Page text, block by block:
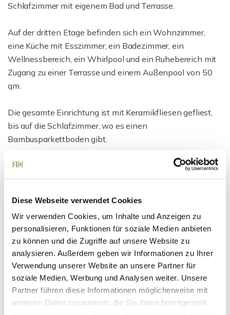
Diese Webseite verwendet Cookies
Wir verwenden Cookies, um Inhalte und Anzeigen zu
personalisieren, Funktionen für soziale Medien anbieten
zu können und die Zugriffe auf unsere Website zu
analysieren. Außerdem geben wir Informationen zu Ihrer
Verwendung unserer Website an unsere Partner für
soziale Medien, Werbung und Analysen weiter. Unsere
Partner führen diese Informationen möglicherweise mit
weiteren Daten zusammen, die Sie ihnen bereitgestellt
Schlafzimmer mit eigenem Bad und Terrasse.
Auf der dritten Etage befinden sich ein Wohnzimmer,
eine Küche mit Esszimmer, ein Badezimmer, ein
Wellnessbereich, ein Whirlpool und ein Ruhebereich mit
Zugang zu einer Terrasse und einem Außenpool von 50
qm.
Die gesamte Einrichtung ist mit Keramikfliesen gefliest,
bis auf die Schlafzimmer, wo es einen
Bambusparkettboden gibt.
WiFi-Steuerung der Fußbodenheizung des Gebäudes und
Steuerung mit einem mobilen Gerät.
Ansprechpartner